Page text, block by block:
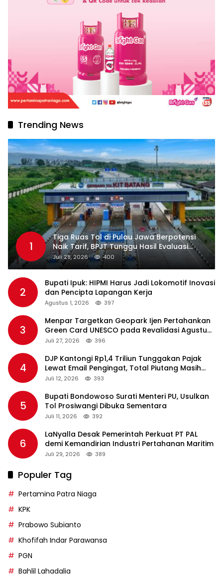
Trending News
1
Tiga Ruas Tol di Pulau Jawa Berpotensi
Naik Tarif, BPJT Tunggu Hasil Evaluasi
Standar Pelayanan
Juli 28, 2026 400
2
Bupati Ipuk: HIPMI Harus Jadi Lokomotif Inovasi
dan Pencipta Lapangan Kerja
Agustus 1, 2026 397
3
Menpar Targetkan Geopark Ijen Pertahankan
Green Card UNESCO pada Revalidasi Agustus
2026
Juli 27, 2026 396
4
DJP Kantongi Rp1,4 Triliun Tunggakan Pajak
Lewat Email Pengingat, Total Piutang Masih
Rp36 Triliun
Juli 12, 2026 393
5
Bupati Bondowoso Surati Menteri PU, Usulkan
Tol Prosiwangi Dibuka Sementara
Juli 11, 2026 392
6
LaNyalla Desak Pemerintah Perkuat PT PAL
demi Kemandirian Industri Pertahanan Maritim
Juli 29, 2026 389
Populer Tag
Pertamina Patra Niaga
KPK
Prabowo Subianto
Khofifah Indar Parawansa
PGN
Bahlil Lahadalia